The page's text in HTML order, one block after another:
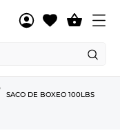

SACO DE BOXEO 100LBS